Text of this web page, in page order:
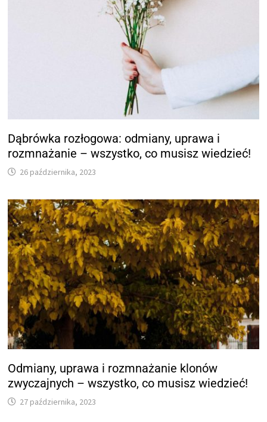
Dąbrówka rozłogowa: odmiany, uprawa i
rozmnażanie – wszystko, co musisz wiedzieć!
26 października, 2023
Odmiany, uprawa i rozmnażanie klonów
zwyczajnych – wszystko, co musisz wiedzieć!
27 października, 2023